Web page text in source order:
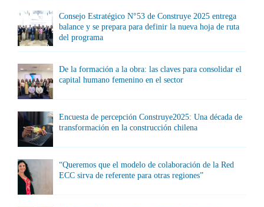
Consejo Estratégico N°53 de Construye 2025 entrega
balance y se prepara para definir la nueva hoja de ruta
del programa
De la formación a la obra: las claves para consolidar el
capital humano femenino en el sector
Encuesta de percepción Construye2025: Una década de
transformación en la construcción chilena
“Queremos que el modelo de colaboración de la Red
ECC sirva de referente para otras regiones”